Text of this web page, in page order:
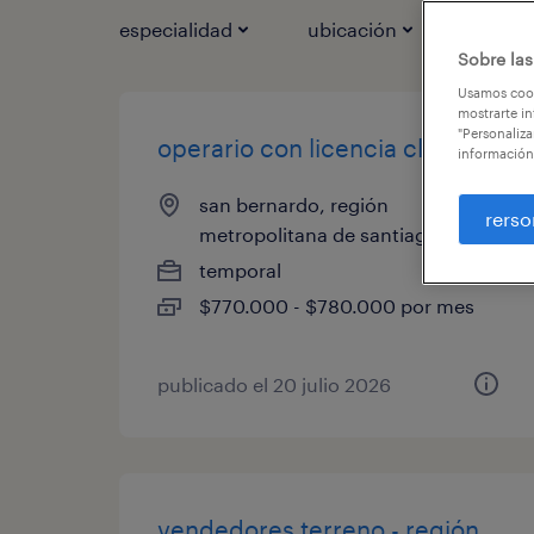
especialidad ubicación
operario con licencia clase d
san bernardo, región
metropolitana de santiago
temporal
$770.000 - $780.000 por mes
publicado el 20 julio 2026
Sobre
Usamos
mostrarte